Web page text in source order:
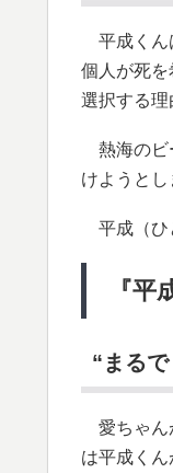
平成くん
個人が死
選択する理
熱海のビ
けようと
平成（ひ
『
“まる
愛ちゃん
は平成く